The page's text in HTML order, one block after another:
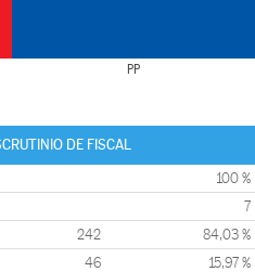
PP
DE FISCAL
100 %
7
242 84,03 %
46 15,97 %